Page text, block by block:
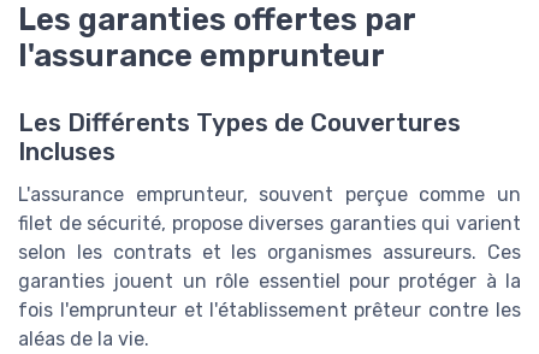
Les garanties offertes par
l'assurance emprunteur
Les Différents Types de Couvertures
Incluses
L'assurance emprunteur, souvent perçue comme un
filet de sécurité, propose diverses garanties qui varient
selon les contrats et les organismes assureurs. Ces
garanties jouent un rôle essentiel pour protéger à la
fois l'emprunteur et l'établissement prêteur contre les
aléas de la vie.